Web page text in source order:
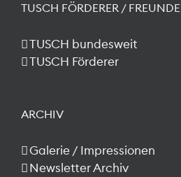
TUSCH FÖRDERER / FREUNDE
TUSCH bundesweit
TUSCH Förderer
ARCHIV
Galerie / Impressionen
Newsletter Archiv